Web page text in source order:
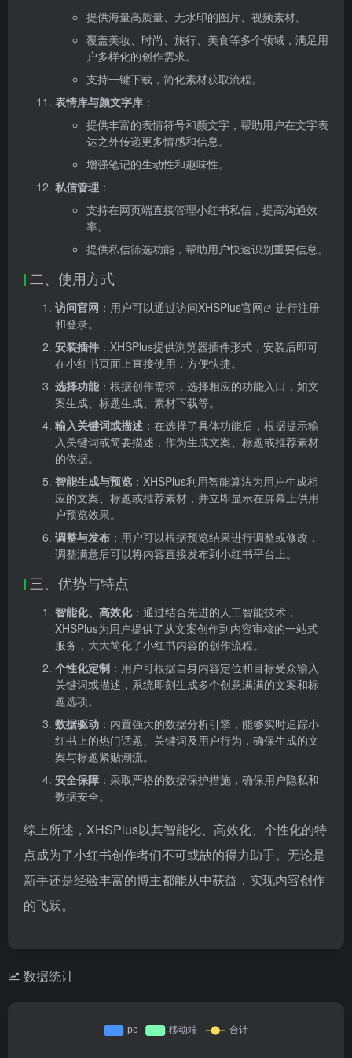
提供海量高质量、无水印的图片、视频素材。
覆盖美妆、时尚、旅行、美食等多个领域，满足用
户多样化的创作需求。
支持一键下载，简化素材获取流程。
表情库与颜文字库 ：
提供丰富的表情符号和颜文字，帮助用户在文字表
达之外传递更多情感和信息。
增强笔记的生动性和趣味性。
私信管理 ：
支持在网页端直接管理小红书私信，提高沟通效
率。
提供私信筛选功能，帮助用户快速识别重要信息。
二、使用方式
访问官网 ：用户可以通过访问XHSPlus官网
进行注册
和登录。
安装插件 ：XHSPlus提供浏览器插件形式，安装后即可
在小红书页面上直接使用，方便快捷。
选择功能：根据创作需求，选择相应的功能入口，如文
案生成、标题生成、素材下载等。
输入关键词或描述 ：在选择了具体功能后，根据提示输
入关键词或简要描述，作为生成文案、标题或推荐素材
的依据。
智能生成与预览 ：XHSPlus利用智能算法为用户生成相
应的文案、标题或推荐素材，并立即显示在屏幕上供用
户预览效果。
调整与发布 ：用户可以根据预览结果进行调整或修改，
调整满意后可以将内容直接发布到小红书平台上。
三、优势与特点
智能化、高效化：通过结合先进的人工智能技术，
XHSPlus为用户提供了从文案创作到内容审核的一站式
服务，大大简化了小红书内容的创作流程。
个性化定制 ：用户可根据自身内容定位和目标受众输入
关键词或描述，系统即刻生成多个创意满满的文案和标
题选项。
数据驱动 ：内置强大的数据分析引擎，能够实时追踪小
红书上的热门话题、关键词及用户行为，确保生成的文
案与标题紧贴潮流。
安全保障 ：采取严格的数据保护措施，确保用户隐私和
数据安全。
综上所述，XHSPlus以其智能化、高效化、个性化的特
点成为了小红书创作者们不可或缺的得力助手。无论是
新手还是经验丰富的博主都能从中获益，实现内容创作
的飞跃。
数据统计